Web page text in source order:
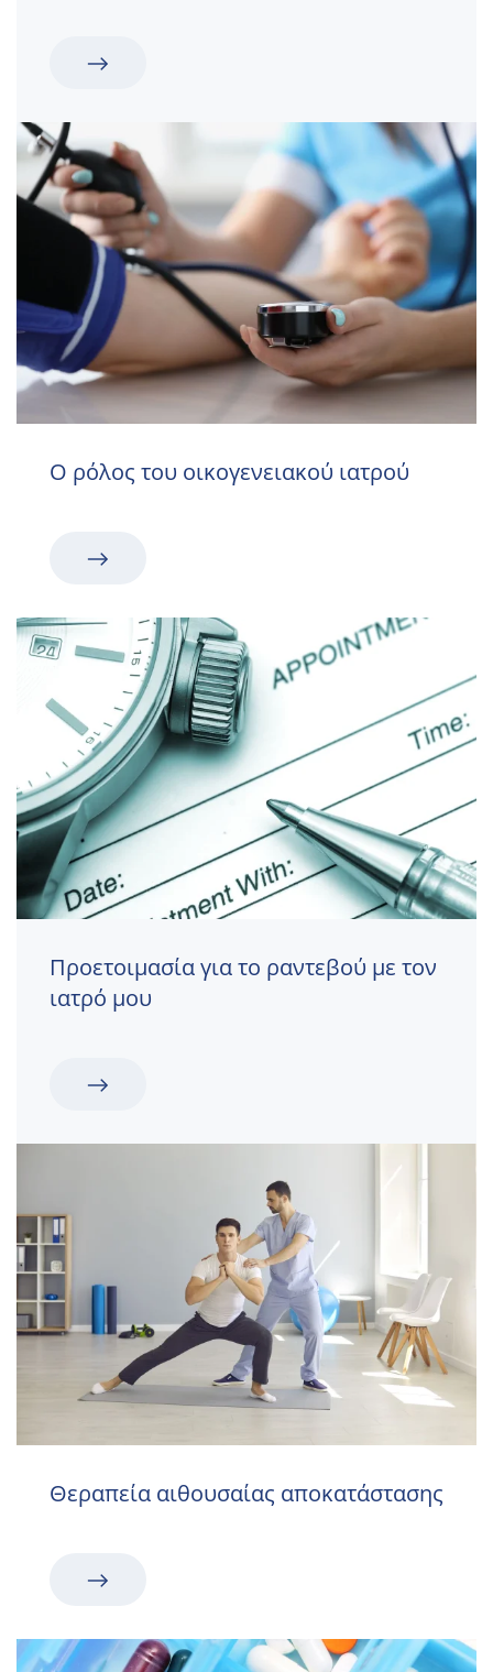
Ο ρόλος του οικογενειακού ιατρού
Προετοιμασία για το ραντεβού με τον
ιατρό μου
Θεραπεία αιθουσαίας αποκατάστασης